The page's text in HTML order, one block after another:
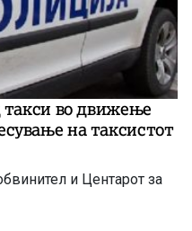
такси во движење
на таксистот
и Центарот за